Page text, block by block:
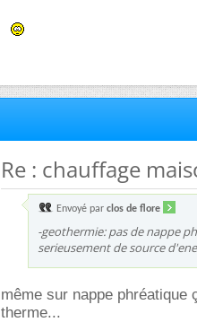
Re : chauffage
Envoyé par clos de flore
-geothermie: pas de nappe
serieusement de source
même sur nappe phréatique
therme...